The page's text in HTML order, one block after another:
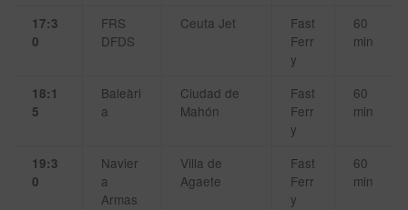
17:3
0
FRS
DFDS
Ceuta Jet
Fast
Ferr
y
60
min
18:1
5
Baleàri
a
Ciudad de
Mahón
Fast
Ferr
y
60
min
19:3
0
Navier
a
Armas
Villa de
Agaete
Fast
Ferr
y
60
min